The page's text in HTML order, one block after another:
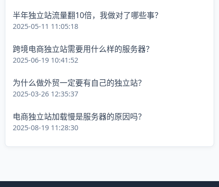
半年独立站流量翻10倍，我做对了哪些事？
2025-05-11 11:05:18
跨境电商独立站需要用什么样的服务器？
2025-06-19 10:41:52
为什么做外贸一定要有自己的独立站？
2025-03-26 12:35:37
电商独立站加载慢是服务器的原因吗？
2025-08-19 11:28:30